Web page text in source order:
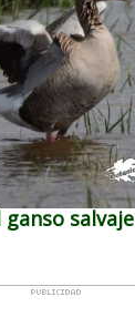
salvaje